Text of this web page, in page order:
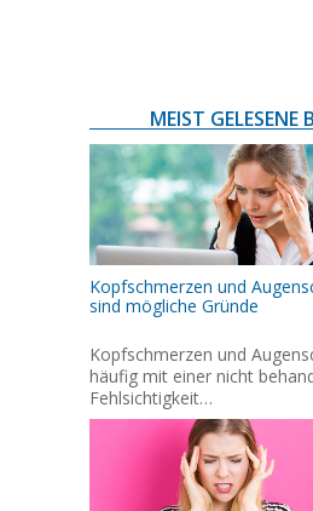
MEIST GELESENE
Kopfschmerzen und
sind mögliche Gründe
Kopfschmerzen und
häufig mit einer nicht
Fehlsichtigkeit…